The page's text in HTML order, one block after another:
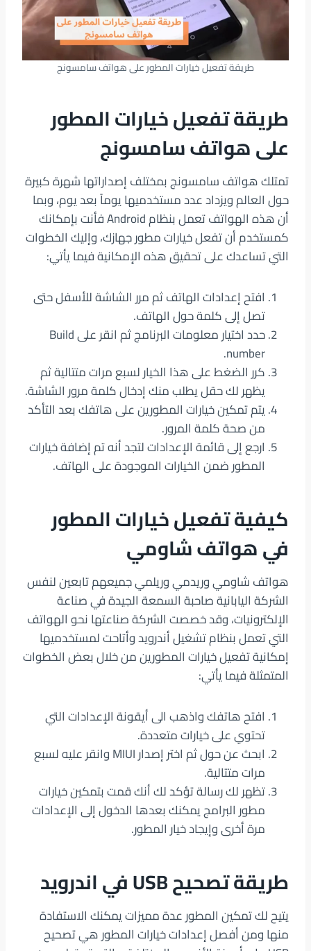
طريقة تفعيل خيارات المطور على هواتف سامسونج
طريقة تفعيل خيارات المطور
على هواتف سامسونج
تمتلك هواتف سامسونج بمختلف إصداراتها شهرة كبيرة
حول العالم ويزداد عدد مستخدميها يوماً بعد يوم، وبما
أن هذه الهواتف تعمل بنظام Android فأنت بإمكانك
كمستخدم أن تفعل خيارات مطور جهازك، وإليك الخطوات
التي تساعدك على تحقيق هذه الإمكانية فيما يأتي:
افتح إعدادات الهاتف ثم مرر الشاشة للأسفل حتى
تصل إلى كلمة حول الهاتف.
حدد اختيار معلومات البرنامج ثم انقر على Build
number.
كرر الضغط على هذا الخيار لسبع مرات متتالية ثم
يظهر لك حقل يطلب منك إدخال كلمة مرور الشاشة.
يتم تمكين خيارات المطورين على هاتفك بعد التأكد
من صحة كلمة المرور.
ارجع إلى قائمة الإعدادات لتجد أنه تم إضافة خيارات
المطور ضمن الخيارات الموجودة على الهاتف.
كيفية تفعيل خيارات المطور
في هواتف شاومي
هواتف شاومي وريدمي وريلمي جميعهم تابعين لنفس
الشركة اليابانية صاحبة السمعة الجيدة في صناعة
الإلكترونيات، وقد خصصت الشركة صناعتها نحو الهواتف
التي تعمل بنظام تشغيل أندرويد وأتاحت لمستخدميها
إمكانية تفعيل خيارات المطورين من خلال بعض الخطوات
المتمثلة فيما يأتي:
افتح هاتفك واذهب الى أيقونة الإعدادات التي
تحتوي على خيارات متعددة.
ابحث عن حول ثم اختر إصدار MIUI وانقر عليه لسبع
مرات متتالية.
تظهر لك رسالة تؤكد لك أنك قمت بتمكين خيارات
مطور البرامج يمكنك بعدها الدخول إلى الإعدادات
مرة أخرى وإيجاد خيار المطور.
طريقة تصحيح USB في اندرويد
يتيح لك تمكين المطور عدة مميزات يمكنك الاستفادة
منها ومن أفصل إعدادات خيارات المطور هي تصحيح